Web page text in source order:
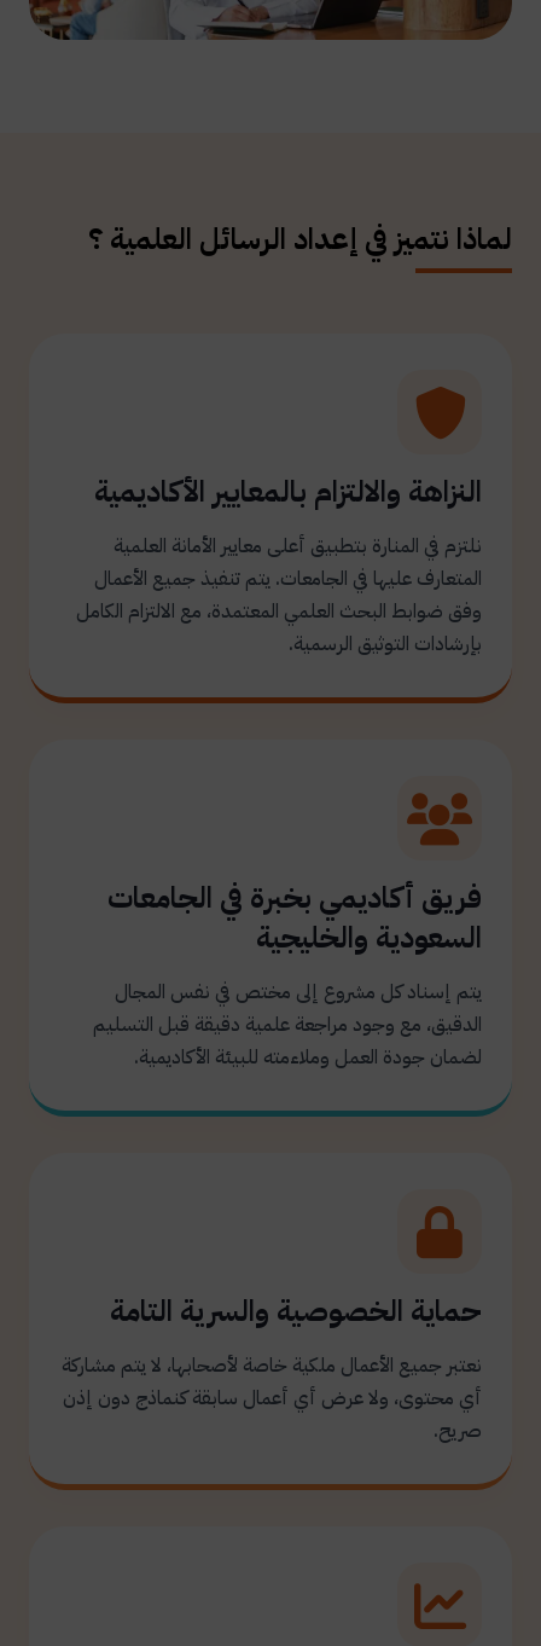
لماذا نتميز في إعداد الرسائل العلمية ؟
النزاهة والالتزام بالمعايير الأكاديمية
نلتزم في المنارة بتطبيق أعلى معايير الأمانة العلمية
المتعارف عليها في الجامعات. يتم تنفيذ جميع الأعمال
وفق ضوابط البحث العلمي المعتمدة، مع الالتزام الكامل
بإرشادات التوثيق الرسمية.
فريق أكاديمي بخبرة في الجامعات
السعودية والخليجية
يتم إسناد كل مشروع إلى مختص في نفس المجال
الدقيق، مع وجود مراجعة علمية دقيقة قبل التسليم
لضمان جودة العمل وملاءمته للبيئة الأكاديمية.
حماية الخصوصية والسرية التامة
نعتبر جميع الأعمال ملكية خاصة لأصحابها، لا يتم مشاركة
أي محتوى، ولا عرض أي أعمال سابقة كنماذج دون إذن
صريح.